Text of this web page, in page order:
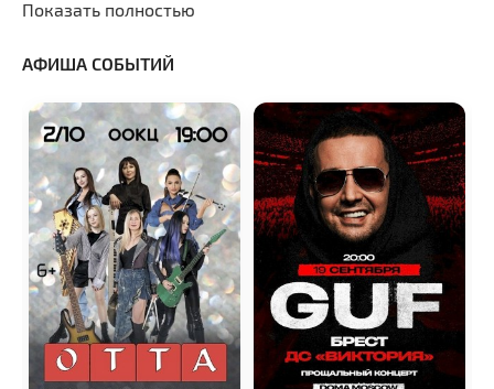
Показать полностью
АФИША СОБЫТИЙ